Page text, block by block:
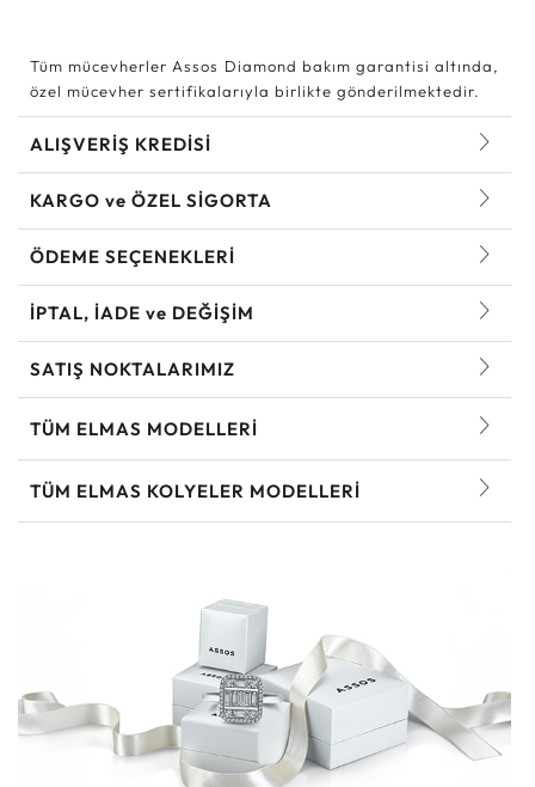
Tüm mücevherler Assos Diamond bakım garantisi altında,
özel mücevher sertifikalarıyla birlikte gönderilmektedir.
ALIŞVERİŞ KREDİSİ
KARGO ve ÖZEL SİGORTA
ÖDEME SEÇENEKLERİ
İPTAL, İADE ve DEĞİŞİM
SATIŞ NOKTALARIMIZ
TÜM ELMAS MODELLERI
TÜM ELMAS KOLYELER MODELLERI